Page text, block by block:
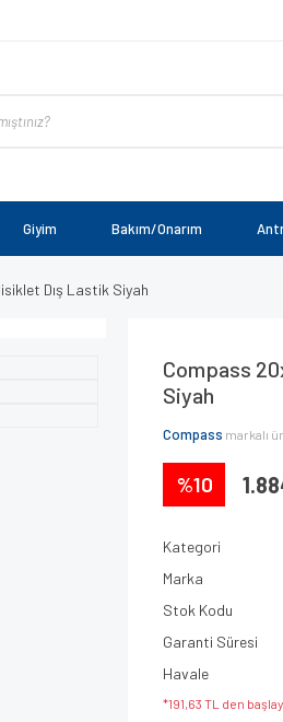
Giyim Bakım/Onarım
Dış Lastik Siyah
Compass
Siyah
Compass markalı
%10
Kategori
Marka
Stok Kodu
Garanti Süresi
Havale
*191,63 TL den